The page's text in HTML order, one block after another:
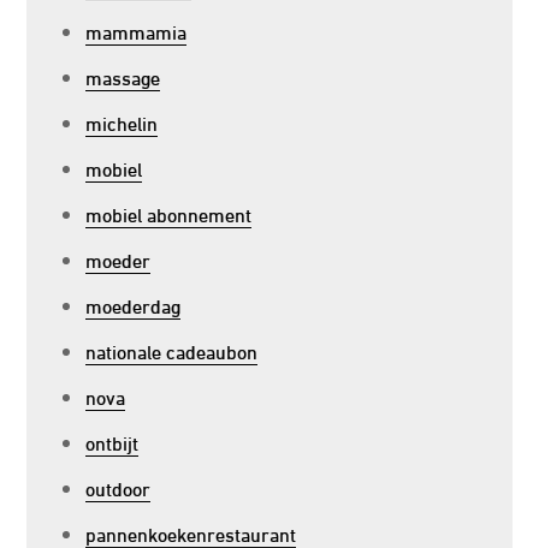
mammamia
massage
michelin
mobiel
mobiel abonnement
moeder
moederdag
nationale cadeaubon
nova
ontbijt
outdoor
pannenkoekenrestaurant